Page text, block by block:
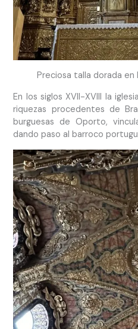
Preciosa talla dorada en
En los siglos XVII-XVIII la
riquezas procedentes de
burguesas de Oporto,
dando paso al barroco